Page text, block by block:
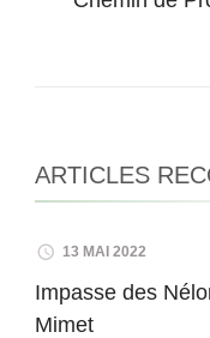
ARTICLES
13 MAI 2022
Impasse des
Mimet